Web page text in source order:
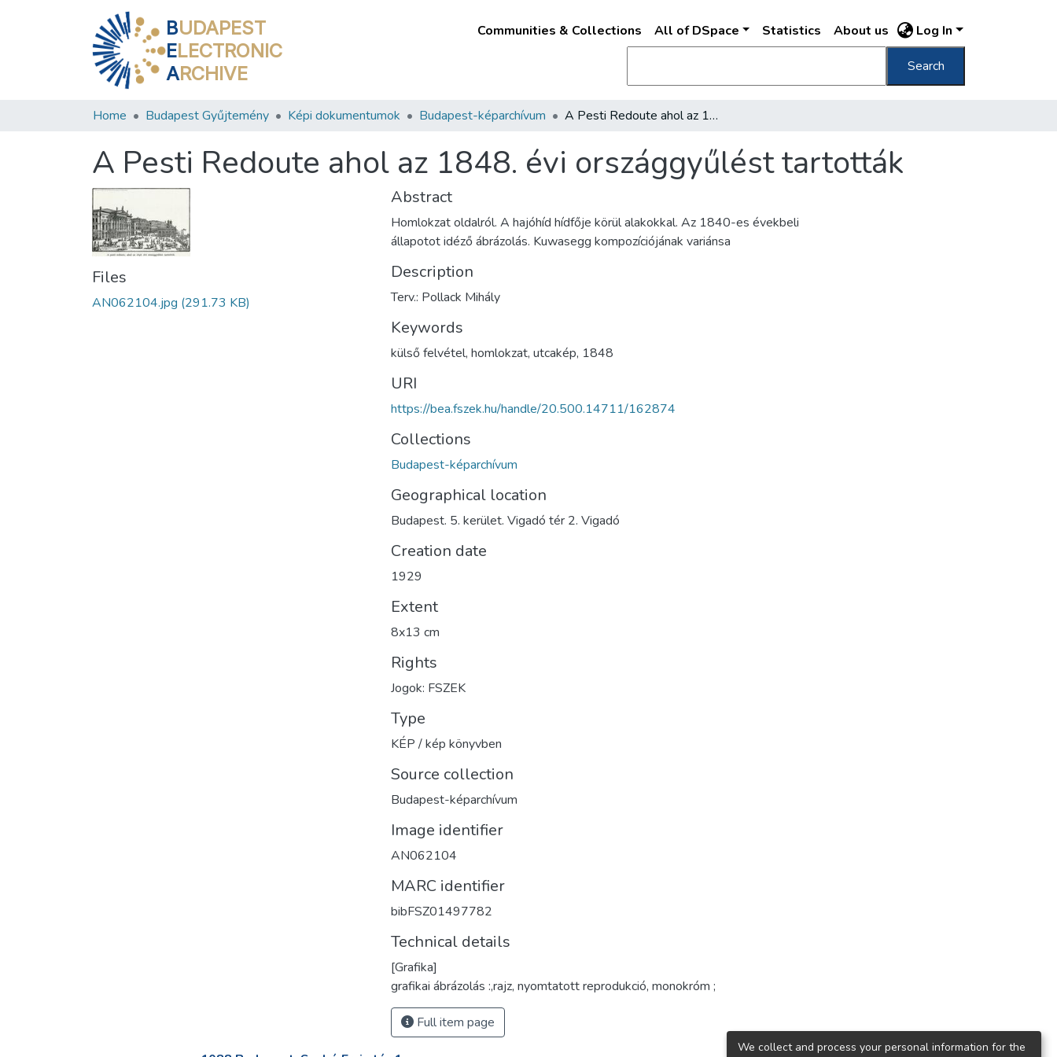
BUDAPEST
ELECTRONIC
ARCHIVE
Communities & Collections All of DSpace Statistics About us Log In
Search
Home Budapest Gyűjtemény Képi dokumentumok Budapest-képarchívum A Pesti Redoute ahol az 1848. évi országgyűlést tartották
A Pesti Redoute ahol az 1848. évi országgyűlést tartották
Files
AN062104.jpg (291.73 KB)
Abstract
Homlokzat oldalról. A hajóhíd hídfője körül alakokkal. Az 1840-es évekbeli
állapotot idéző ábrázolás. Kuwasegg kompozíciójának variánsa
Description
Terv.: Pollack Mihály
Keywords
külső felvétel, homlokzat, utcakép, 1848
URI
https://bea.fszek.hu/handle/20.500.14711/162874
Collections
Budapest-képarchívum
Geographical location
Budapest. 5. kerület. Vigadó tér 2. Vigadó
Creation date
1929
Extent
8x13 cm
Rights
Jogok: FSZEK
Type
KÉP / kép könyvben
Source collection
Budapest-képarchívum
Image identifier
AN062104
MARC identifier
bibFSZ01497782
Technical details
[Grafika]
grafikai ábrázolás :,rajz, nyomtatott reprodukció, monokróm ;
Full item page
We collect and process your personal information for the